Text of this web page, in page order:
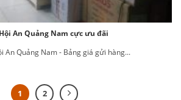
An Quảng Nam cực ưu đãi
An Quảng Nam - Bảng giá gửi hàng...
1 2